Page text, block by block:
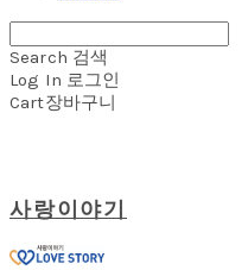
Search 검색
Log In 로그인
Cart장바구니
사랑이야기